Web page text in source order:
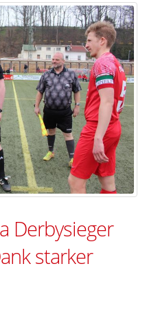
Derbysieger
starker